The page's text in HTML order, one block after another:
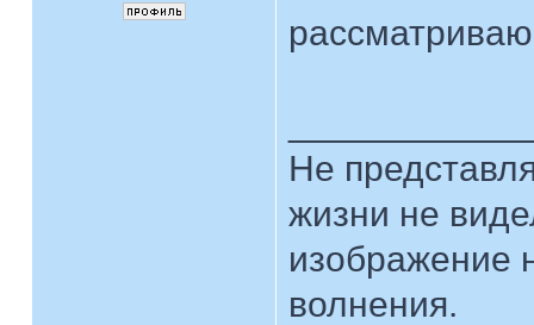
Hе
жизни не
изображение
волнения.